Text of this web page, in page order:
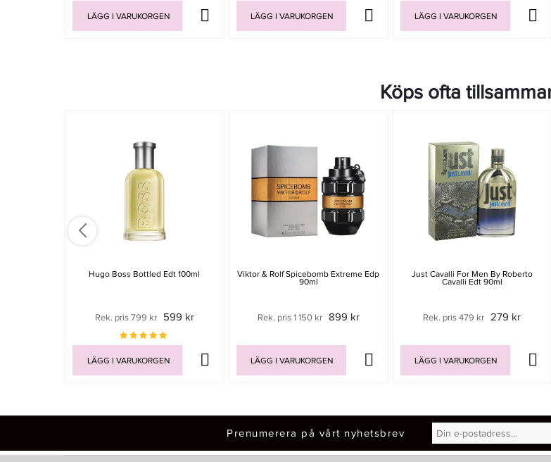
LÄGG I VARUKORGEN LÄGG I VARUKORGEN LÄGG I VARUKORGEN
Köps ofta
Hugo Boss Bottled Edt 100ml
Rek. pris 799 kr 599 kr
LÄGG I VARUKORGEN
Viktor & Rolf Spicebomb Extreme Edp
90ml
Rek. pris 1 150 kr 899 kr
LÄGG I VARUKORGEN
Just Cavalli For Men By Roberto
Cavalli Edt 90ml
Rek. pris 479 kr 279 kr
LÄGG I VARUKORGEN
Prenumerera på vårt nyhetsbrev